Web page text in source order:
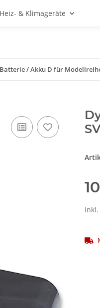
Heiz- & Klimageräte
/ Akku D für
inkl.